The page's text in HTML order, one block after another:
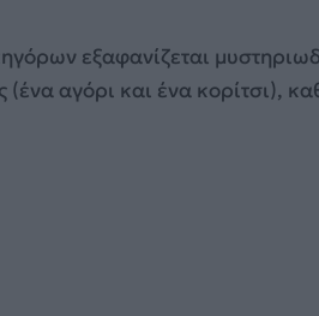
εξαφανίζεται
(ένα αγόρι και ένα κορίτσι),